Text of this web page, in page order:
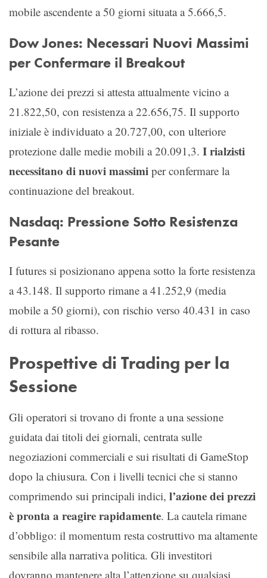
mobile ascendente a 50 giorni situata a 5.666,5.
Dow Jones: Necessari Nuovi Massimi
per Confermare il Breakout
L’azione dei prezzi si attesta attualmente vicino a
21.822,50, con resistenza a 22.656,75. Il supporto
iniziale è individuato a 20.727,00, con ulteriore
protezione dalle medie mobili a 20.091,3. I rialzisti
necessitano di nuovi massimi per confermare la
continuazione del breakout.
Nasdaq: Pressione Sotto Resistenza
Pesante
I futures si posizionano appena sotto la forte resistenza
a 43.148. Il supporto rimane a 41.252,9 (media
mobile a 50 giorni), con rischio verso 40.431 in caso
di rottura al ribasso.
Prospettive di Trading per la
Sessione
Gli operatori si trovano di fronte a una sessione
guidata dai titoli dei giornali, centrata sulle
negoziazioni commerciali e sui risultati di GameStop
dopo la chiusura. Con i livelli tecnici che si stanno
comprimendo sui principali indici, l’azione dei prezzi
è pronta a reagire rapidamente. La cautela rimane
d’obbligo: il momentum resta costruttivo ma altamente
sensibile alla narrativa politica. Gli investitori
dovranno mantenere alta l’attenzione su qualsiasi